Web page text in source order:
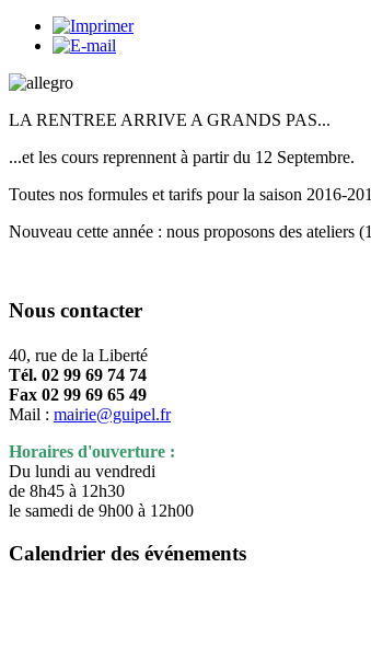
LA RENTREE ARRIVE A GRANDS PAS...
...et les cours reprennent à partir du 12 Septembre.
Toutes nos formules et tarifs pour la saison 2016-
Nouveau cette année : nous proposons des ateliers
Nous contacter
40, rue de la Liberté
Tél. 02 99 69 74 74
Fax 02 99 69 65 49
Mail : mairie@guipel.fr
Horaires d'ouverture :
Du lundi au vendredi
de 8h45 à 12h30
le samedi de 9h00 à 12h00
Calendrier des événements